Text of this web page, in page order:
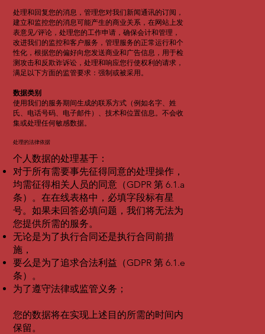
处理和回复您的消息，管理您对我们新闻通讯的订阅，
建立和监控您的消息可能产生的商业关系，在网站上发
表意见/评论，处理您的工作申请，确保会计和管理，
改进我们的监控和客户服务，管理服务的正常运行和个
性化，根据您的偏好向您发送商业和广告信息，用于检
测攻击和反欺诈诉讼，处理和响应您行使权利的请求，
满足以下方面的监管要求：强制或被采用。
数据类别
使用我们的服务期间生成的联系方式（例如名字、姓
氏、电话号码、电子邮件）、技术和位置信息。不会收
集或处理任何敏感数据。
处理的法律依据
个人数据的处理基于：
对于所有需要事先征得同意的处理操作，
均需征得相关人员的同意（GDPR 第 6.1.a
条）。在在线表格中，必填字段标有星
号。如果未回答必填问题，我们将无法为
您提供所需的服务。
无论是为了执行合同还是执行合同前措
施，
要么是为了追求合法利益（GDPR 第 6.1.e
条）。
为了遵守法律或监管义务；
您的数据将在实现上述目的所需的时间内
保留。